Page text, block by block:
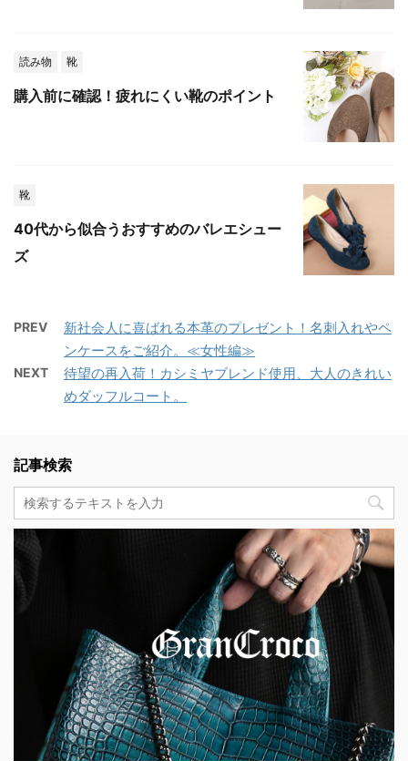
読み物 靴
購入前に確認！疲れにくい靴のポイント
靴
40代から似合うおすすめのバレエシュー
ズ
PREV
新社会人に喜ばれる本革のプレゼント！名刺入れやペ
ンケースをご紹介。≪女性編≫
NEXT
待望の再入荷！カシミヤブレンド使用、大人のきれい
めダッフルコート。
記事検索